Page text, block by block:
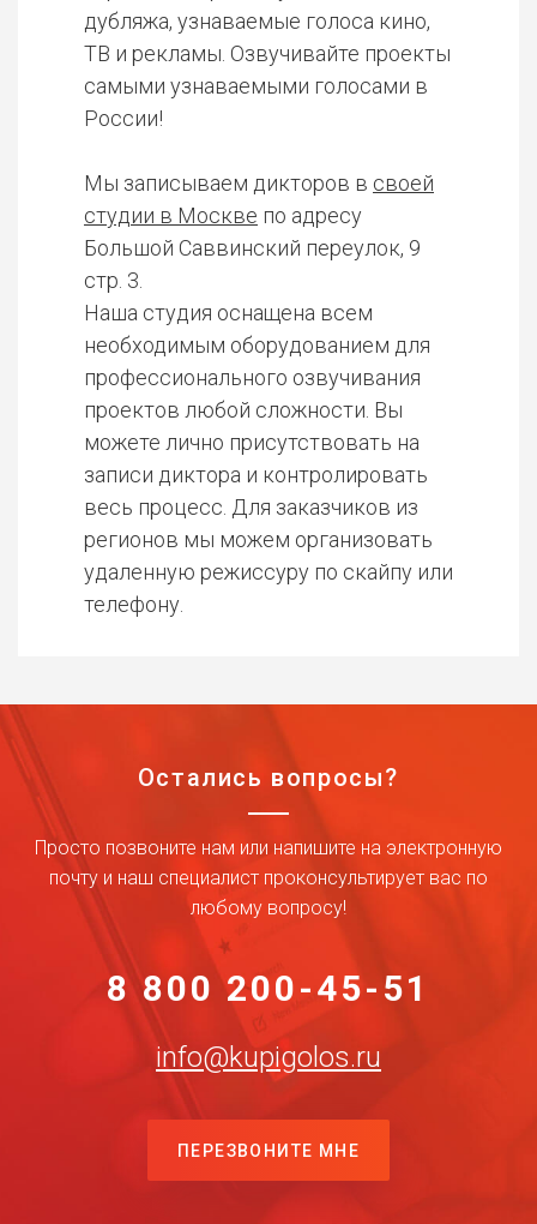
дубляжа, узнаваемые голоса кино,
ТВ и рекламы. Озвучивайте проекты
самыми узнаваемыми голосами в
России!
Мы записываем дикторов в своей
студии в Москве по адресу
Большой Саввинский переулок, 9
стр. 3.
Наша студия оснащена всем
необходимым оборудованием для
профессионального озвучивания
проектов любой сложности. Вы
можете лично присутствовать на
записи диктора и контролировать
весь процесс. Для заказчиков из
регионов мы можем организовать
удаленную режиссуру по скайпу или
телефону.
Остались вопросы?
Просто позвоните нам или напишите на электронную
почту и наш специалист проконсультирует вас по
любому вопросу!
8 800 200-45-51
info@kupigolos.ru
ПЕРЕЗВОНИТЕ МНЕ